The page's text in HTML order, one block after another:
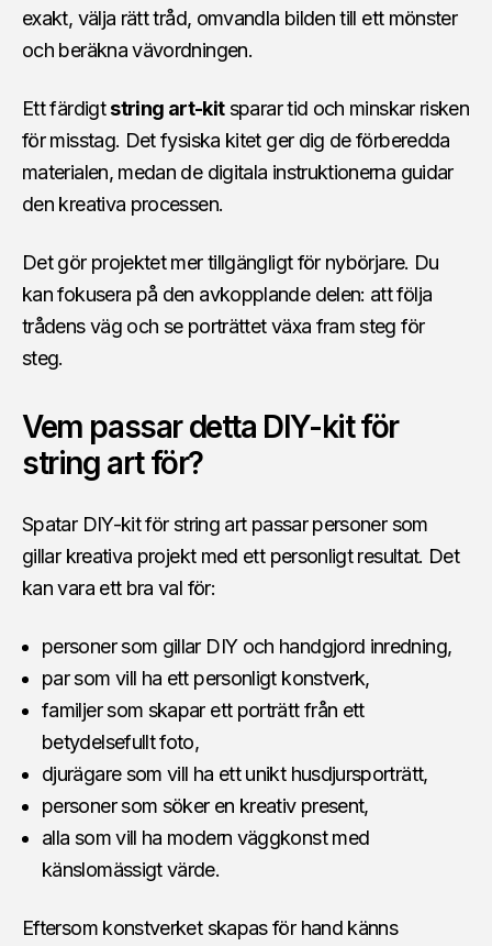
exakt, välja rätt tråd, omvandla bilden till ett mönster
och beräkna vävordningen.
Ett färdigtstring art-kitsparar tid och minskar risken
för misstag. Det fysiska kitet ger dig de förberedda
materialen, medan de digitala instruktionerna guidar
den kreativa processen.
Det gör projektet mer tillgängligt för nybörjare. Du
kan fokusera på den avkopplande delen: att följa
trådens väg och se porträttet växa fram steg för
steg.
Vem passar detta DIY-kit för
string art för?
Spatar DIY-kit för string art passar personer som
gillar kreativa projekt med ett personligt resultat. Det
kan vara ett bra val för:
personer som gillar DIY och handgjord inredning,
par som vill ha ett personligt konstverk,
familjer som skapar ett porträtt från ett
betydelsefullt foto,
djurägare som vill ha ett unikt husdjursporträtt,
personer som söker en kreativ present,
alla som vill ha modern väggkonst med
känslomässigt värde.
Eftersom konstverket skapas för hand känns